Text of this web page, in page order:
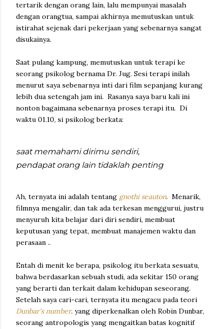
tertarik dengan orang lain, lalu mempunyai masalah
dengan orangtua, sampai akhirnya memutuskan untuk
istirahat sejenak dari pekerjaan yang sebenarnya sangat
disukainya.
Saat pulang kampung, memutuskan untuk terapi ke
seorang psikolog bernama Dr. Jug. Sesi terapi inilah
menurut saya sebenarnya inti dari film sepanjang kurang
lebih dua setengah jam ini. Rasanya saya baru kali ini
nonton bagaimana sebenarnya proses terapi itu. Di
waktu 01.10, si psikolog berkata:
saat memahami dirimu sendiri,
pendapat orang lain tidaklah penting
Ah, ternyata ini adalah tentang gnothi seauton. Menarik,
filmnya mengalir, dan tak ada terkesan menggurui, justru
menyuruh kita belajar dari diri sendiri, membuat
keputusan yang tepat, membuat manajemen waktu dan
perasaan ..
Entah di menit ke berapa, psikolog itu berkata sesuatu,
bahwa berdasarkan sebuah studi, ada sekitar 150 orang
yang berarti dan terkait dalam kehidupan seseorang.
Setelah saya cari-cari, ternyata itu mengacu pada teori
Dunbar's number. yang diperkenalkan oleh Robin Dunbar,
seorang antropologis yang mengaitkan batas kognitif